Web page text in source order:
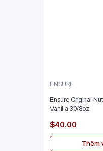
ENSURE
Ensure Original
Vanilla 30/8oz
$40.00
Thêm